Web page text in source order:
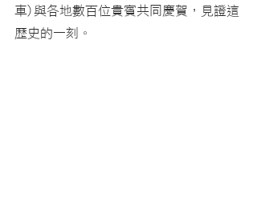
車)與各地數百位貴賓共同慶賀，見證這
歷史的一刻。